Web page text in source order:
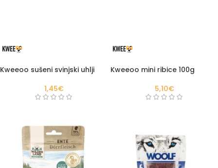
Kweeoo sušeni svinjski uhlji
1,45€
Kweeoo mini ribice 100g
5,10€